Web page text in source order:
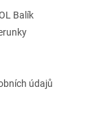
Balík
údajů